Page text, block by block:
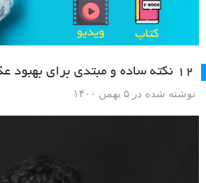
۱۲ نکته ساده و مبتدی برای بهبود عکاسی پرتره
نوشته شده در ۵ بهمن ۱۴۰۰